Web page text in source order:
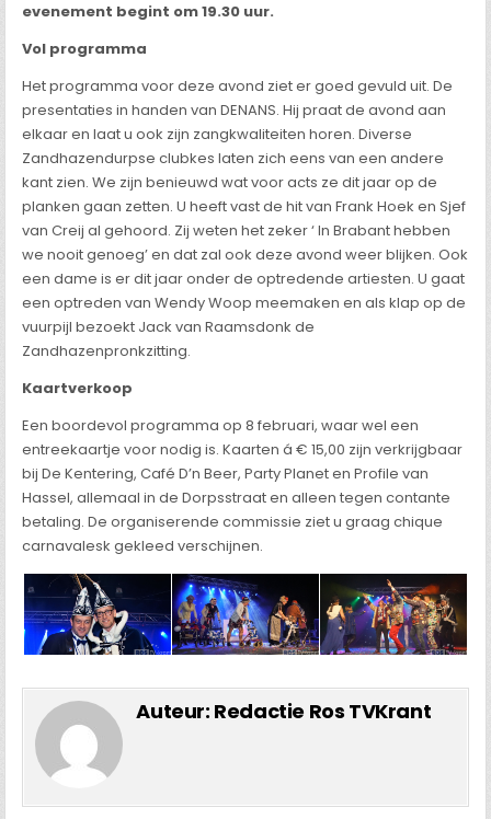
evenement begint om 19.30 uur.
Vol programma
Het programma voor deze avond ziet er goed gevuld uit. De
presentaties in handen van DENANS. Hij praat de avond aan
elkaar en laat u ook zijn zangkwaliteiten horen. Diverse
Zandhazendurpse clubkes laten zich eens van een andere
kant zien. We zijn benieuwd wat voor acts ze dit jaar op de
planken gaan zetten. U heeft vast de hit van Frank Hoek en Sjef
van Creij al gehoord. Zij weten het zeker ‘ In Brabant hebben
we nooit genoeg’ en dat zal ook deze avond weer blijken. Ook
een dame is er dit jaar onder de optredende artiesten. U gaat
een optreden van Wendy Woop meemaken en als klap op de
vuurpijl bezoekt Jack van Raamsdonk de
Zandhazenpronkzitting.
Kaartverkoop
Een boordevol programma op 8 februari, waar wel een
entreekaartje voor nodig is. Kaarten á € 15,00 zijn verkrijgbaar
bij De Kentering, Café D’n Beer, Party Planet en Profile van
Hassel, allemaal in de Dorpsstraat en alleen tegen contante
betaling. De organiserende commissie ziet u graag chique
carnavalesk gekleed verschijnen.
Auteur: Redactie Ros TVKrant